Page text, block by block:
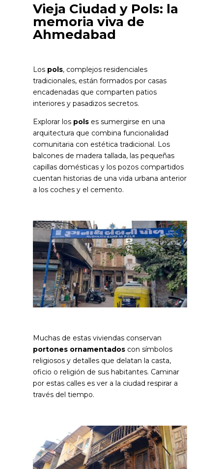
Vieja Ciudad y Pols: la
memoria viva de
Ahmedabad
Los pols, complejos residenciales
tradicionales, están formados por casas
encadenadas que comparten patios
interiores y pasadizos secretos.
Explorar los pols es sumergirse en una
arquitectura que combina funcionalidad
comunitaria con estética tradicional. Los
balcones de madera tallada, las pequeñas
capillas domésticas y los pozos compartidos
cuentan historias de una vida urbana anterior
a los coches y el cemento.
Muchas de estas viviendas conservan
portones ornamentados con símbolos
religiosos y detalles que delatan la casta,
oficio o religión de sus habitantes. Caminar
por estas calles es ver a la ciudad respirar a
través del tiempo.